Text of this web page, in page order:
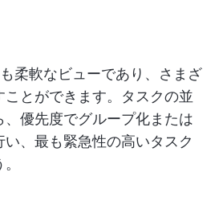
柔軟なビューであり、さまざ
ことができます。タスクの並
優先度でグループ化または
、最も緊急性の高いタスク